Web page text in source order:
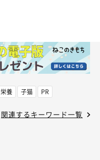
栄養 子猫 PR
関連するキーワード一覧